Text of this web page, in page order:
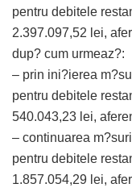
pentru debitele
2.397.097,52 lei,
dup? cum urmeaz?:
– prin ini?ierea
pentru debitele
540.043,23 lei,
– continuarea
pentru debitele
1.857.054,29 lei,